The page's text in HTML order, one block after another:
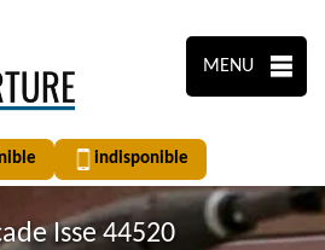
MENU
indisponible
Isse 44520